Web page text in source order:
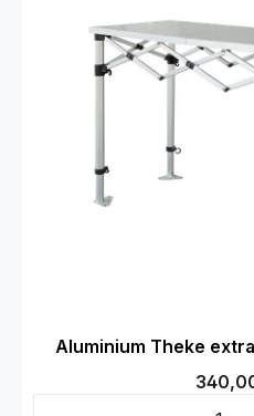
Aluminium Theke
Produkt Anzahl: Gib